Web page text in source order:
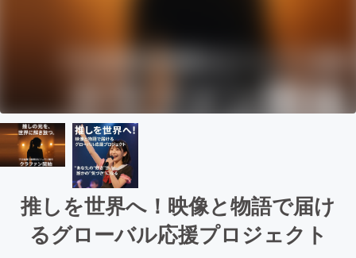
推しを世界へ！映像と物語で届け
るグローバル応援プロジェクト